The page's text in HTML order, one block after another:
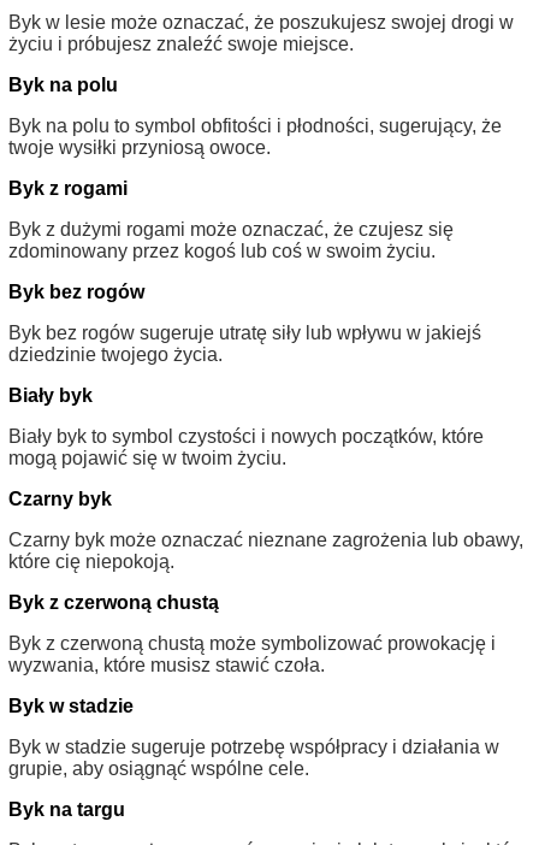
Byk w lesie może oznaczać, że poszukujesz swojej drogi w
życiu i próbujesz znaleźć swoje miejsce.
Byk na polu
Byk na polu to symbol obfitości i płodności, sugerujący, że
twoje wysiłki przyniosą owoce.
Byk z rogami
Byk z dużymi rogami może oznaczać, że czujesz się
zdominowany przez kogoś lub coś w swoim życiu.
Byk bez rogów
Byk bez rogów sugeruje utratę siły lub wpływu w jakiejś
dziedzinie twojego życia.
Biały byk
Biały byk to symbol czystości i nowych początków, które
mogą pojawić się w twoim życiu.
Czarny byk
Czarny byk może oznaczać nieznane zagrożenia lub obawy,
które cię niepokoją.
Byk z czerwoną chustą
Byk z czerwoną chustą może symbolizować prowokację i
wyzwania, które musisz stawić czoła.
Byk w stadzie
Byk w stadzie sugeruje potrzebę współpracy i działania w
grupie, aby osiągnąć wspólne cele.
Byk na targu